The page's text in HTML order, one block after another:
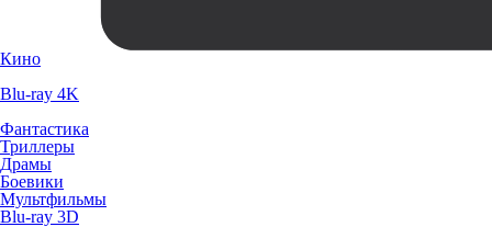
Кино
Blu-ray 4K
Фантастика
Триллеры
Драмы
Боевики
Мультфильмы
Blu-ray 3D